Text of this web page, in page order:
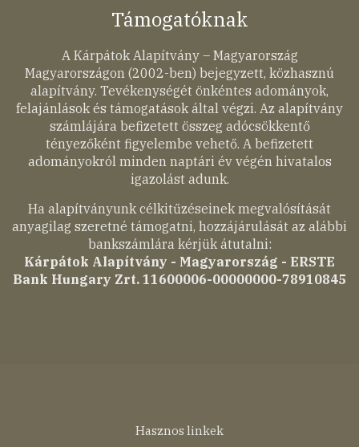
Támogatóknak
A Kárpátok Alapítvány – Magyarország
Magyarországon (2002-ben) bejegyzett, közhasznú
alapítvány. Tevékenységét önkéntes adományok,
felajánlások és támogatások által végzi. Az alapítvány
számlájára befizetett összeg adócsökkentő
tényezőként figyelembe vehető. A befizetett
adományokról minden naptári év végén hivatalos
igazolást adunk.
Ha alapítványunk célkitűzéseinek megvalósítását
anyagilag szeretné támogatni, hozzájárulását az alábbi
bankszámlára kérjük átutalni:
Kárpátok Alapítvány - Magyarország - ERSTE
Bank Hungary Zrt. 11600006-00000000-78910845
Hasznos linkek